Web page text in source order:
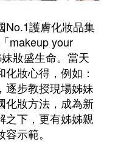
No.1護膚化妝品集
makeup your
妝盛生命。當天
妝心得，例如：
逐步教授現場姊妹
化妝方法，成為新
之下，更有姊姊親
示範。